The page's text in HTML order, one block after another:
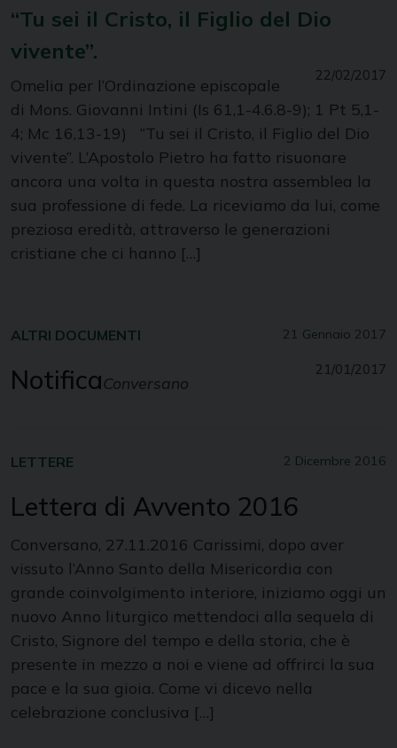
“Tu sei il Cristo, il Figlio del Dio
vivente”.
22/02/2017
Omelia per l’Ordinazione episcopale
di Mons. Giovanni Intini (Is 61,1-4.6.8-9); 1 Pt 5,1-
4; Mc 16,13-19) “Tu sei il Cristo, il Figlio del Dio
vivente”. L’Apostolo Pietro ha fatto risuonare
ancora una volta in questa nostra assemblea la
sua professione di fede. La riceviamo da lui, come
preziosa eredità, attraverso le generazioni
cristiane che ci hanno […]
21 Gennaio 2017
ALTRI DOCUMENTI
NotificaConversano
21/01/2017
2 Dicembre 2016
LETTERE
Lettera di Avvento 2016
Conversano, 27.11.2016 Carissimi, dopo aver
vissuto l’Anno Santo della Misericordia con
grande coinvolgimento interiore, iniziamo oggi un
nuovo Anno liturgico mettendoci alla sequela di
Cristo, Signore del tempo e della storia, che è
presente in mezzo a noi e viene ad offrirci la sua
pace e la sua gioia. Come vi dicevo nella
celebrazione conclusiva […]